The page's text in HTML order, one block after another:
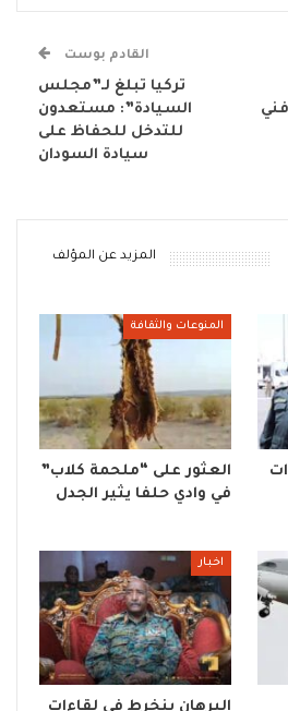
القادم بوست
تركيا تبلغ لـ”مجلس
السيادة”: مستعدون
للتدخل للحفاظ على
سيادة السودان
المزيد عن المؤلف
المنوعات والثقافة
العثور على “ملحمة كلاب”
في وادي حلفا يثير الجدل
اخبار
البرهان ينخرط في لقاءات